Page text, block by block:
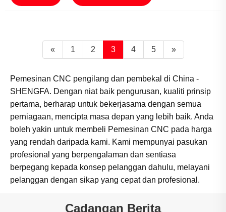
« 1 2 3 4 5 »
Pemesinan CNC pengilang dan pembekal di China -
SHENGFA. Dengan niat baik pengurusan, kualiti prinsip
pertama, berharap untuk bekerjasama dengan semua
perniagaan, mencipta masa depan yang lebih baik. Anda
boleh yakin untuk membeli Pemesinan CNC pada harga
yang rendah daripada kami. Kami mempunyai pasukan
profesional yang berpengalaman dan sentiasa
berpegang kepada konsep pelanggan dahulu, melayani
pelanggan dengan sikap yang cepat dan profesional.
Cadangan Berita